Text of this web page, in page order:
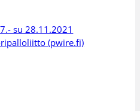
su 28.11.2021
(pwire.fi)